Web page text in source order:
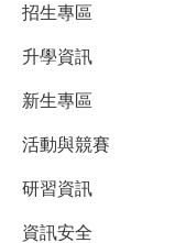
招生專區
升學資訊
新生專區
活動與競賽
研習資訊
資訊安全